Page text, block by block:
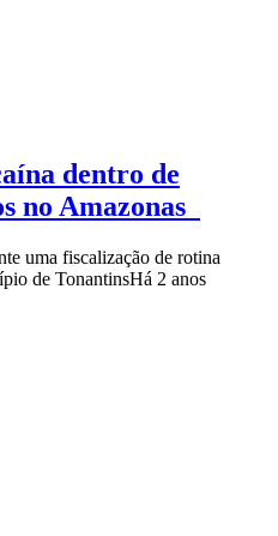
dentro de
no Amazonas
uma fiscalização de rotina
de TonantinsHá 2 anos